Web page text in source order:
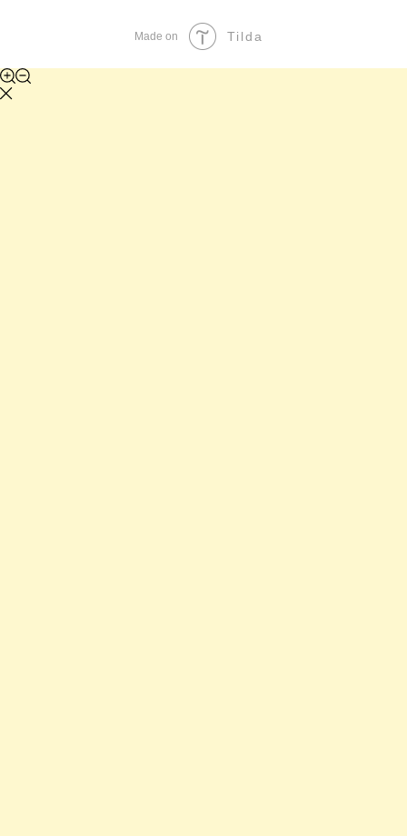
Made on Tilda